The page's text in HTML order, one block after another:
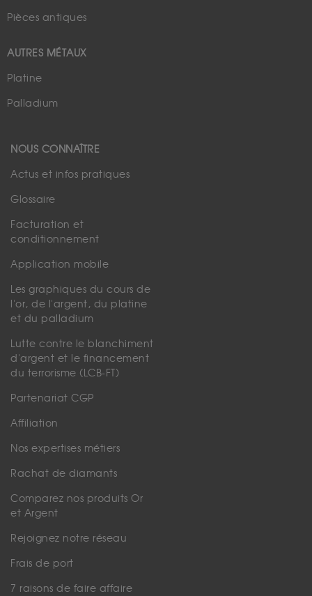
Pièces antiques
AUTRES MÉTAUX
Platine
Palladium
NOUS CONNAÎTRE
Actus et infos pratiques
Glossaire
Facturation et
conditionnement
Application mobile
Les graphiques du cours de
l'or, de l'argent, du platine
et du palladium
Lutte contre le blanchiment
d'argent et le financement
du terrorisme (LCB-FT)
Partenariat CGP
Affiliation
Nos expertises métiers
Rachat de diamants
Comparez nos produits Or
et Argent
Rejoignez notre réseau
Frais de port
7 raisons de faire affaire